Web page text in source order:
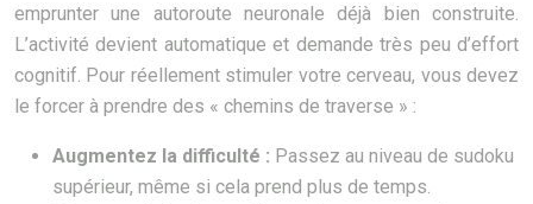
emprunter une autoroute neuronale déjà bien construite.
L’activité devient automatique et demande très peu d’effort
cognitif. Pour réellement stimuler votre cerveau, vous devez
le forcer à prendre des « chemins de traverse » :
Augmentez la difficulté : Passez au niveau de sudoku
supérieur, même si cela prend plus de temps.